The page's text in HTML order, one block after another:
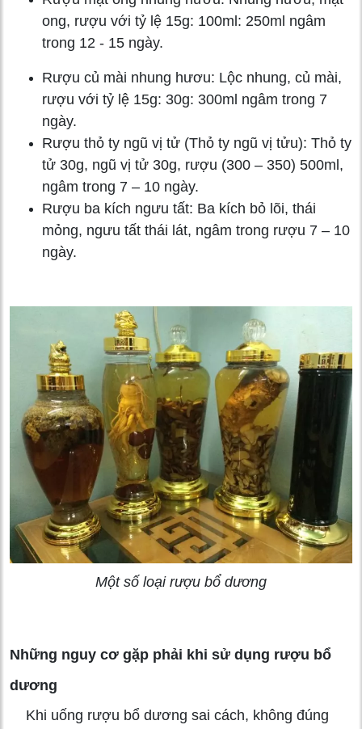
ong, rượu với tỷ lệ 15g: 100ml: 250ml ngâm
trong 12 - 15 ngày.
Rượu củ mài nhung hươu: Lộc nhung, củ mài,
rượu với tỷ lệ 15g: 30g: 300ml ngâm trong 7
ngày.
Rượu thỏ ty ngũ vị tử (Thỏ ty ngũ vị tửu): Thỏ ty
tử 30g, ngũ vị tử 30g, rượu (300 – 350) 500ml,
ngâm trong 7 – 10 ngày.
Rượu ba kích ngưu tất: Ba kích bỏ lõi, thái
mỏng, ngưu tất thái lát, ngâm trong rượu 7 – 10
ngày.
Một số loại rượu bổ dương
Những nguy cơ gặp phải khi sử dụng rượu bổ
dương
Khi uống rượu bổ dương sai cách, không đúng